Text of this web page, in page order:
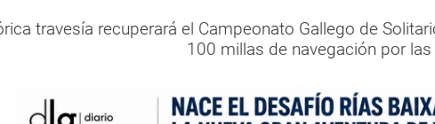
travesía recuperará el Campeonato Gallego de
100 millas de navegación por